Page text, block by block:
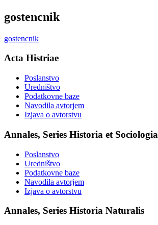
gostencnik
gostencnik
Acta Histriae
Poslanstvo
Uredništvo
Podatkovne baze
Navodila avtorjem
Izjava o avtorstvu
Annales, Series Historia et Sociologia
Poslanstvo
Uredništvo
Podatkovne baze
Navodila avtorjem
Izjava o avtorstvu
Annales, Series Historia Naturalis